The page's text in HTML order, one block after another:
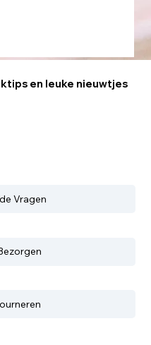
en leuke nieuwtjes
Vragen